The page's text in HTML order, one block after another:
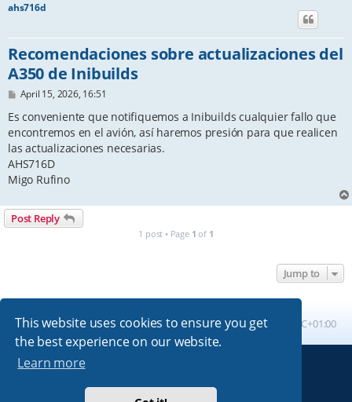
This website uses cookies to ensure you get
the best experience on our website.
Learn more
ahs716d
Recomendaciones sobre actualizaciones del
A350 de Inibuilds
P
s
April 15, 2026, 16:51
Es conveniente que notifiquemos a Inibuilds cualquier fallo que
encontremos en el avión, así haremos presión para que realicen
las actualizaciones necesarias.
AHS716D
Migo Rufino
Post Reply
1 post • Page 1 of 1
Jump to
Board index All times are UTC+01:00
Absolution style by
Premium phpBB Styles